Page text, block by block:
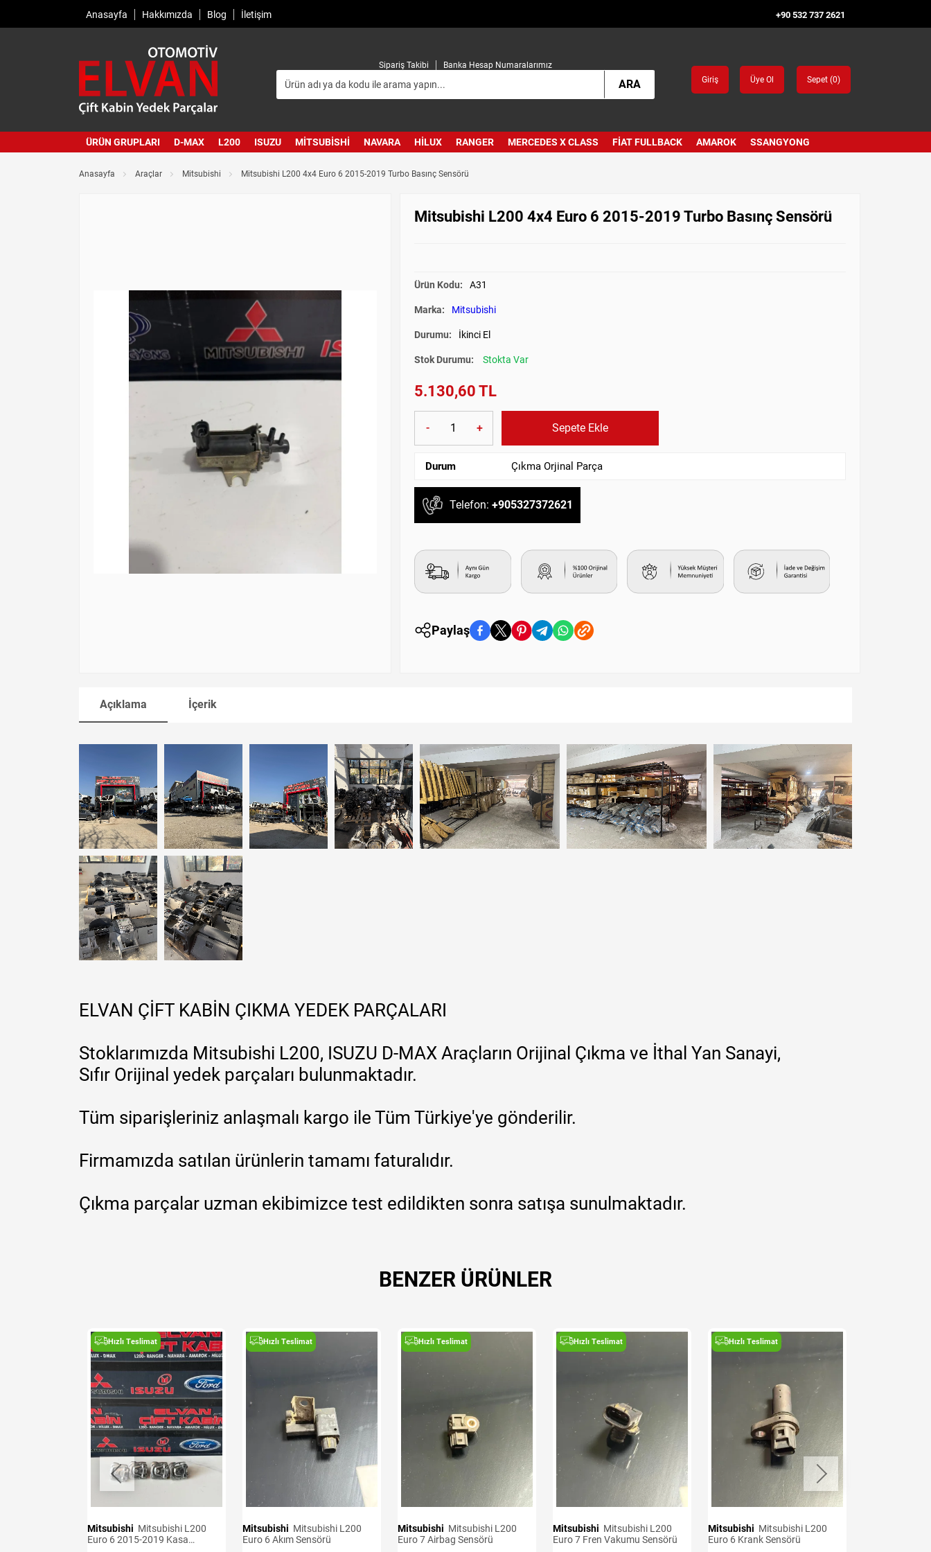
Anasayfa Hakkımızda Blog İletişim +90 532 737 2621
Sipariş Takibi Banka Hesap Numaralarımız
ARA Giriş Üye Ol Sepet (0)
ÜRÜN GRUPLARI D-MAX L200 ISUZU MITSUBISHI NAVARA HILUX RANGER MERCEDES X CLASS FIAT FULLBACK AMAROK SSANGYONG
Anasayfa Araçlar Mitsubishi Mitsubishi L200 4x4 Euro 6 2015-2019 Turbo Basınç Sensörü
Mitsubishi L200 4x4 Euro 6 2015-2019 Turbo Basınç Sensörü
Ürün Kodu: A31
Marka: Mitsubishi
Durumu: İkinci El
Stok Durumu: Stokta Var
5.130,60 TL
- + Sepete Ekle
Durum Çıkma Orjinal Parça
Telefon: +905327372621
Paylaş
Açıklama İçerik
ELVAN ÇİFT KABİN ÇIKMA YEDEK PARÇALARI
Stoklarımızda Mitsubishi L200, ISUZU D-MAX Araçların Orijinal Çıkma ve İthal Yan Sanayi,
Sıfır Orijinal yedek parçaları bulunmaktadır.
Tüm siparişleriniz anlaşmalı kargo ile Tüm Türkiye'ye gönderilir.
Firmamızda satılan ürünlerin tamamı faturalıdır.
Çıkma parçalar uzman ekibimizce test edildikten sonra satışa sunulmaktadır.
BENZER ÜRÜNLER
Hızlı Teslimat
Mitsubishi
Euro 6 2015-2019 Kasa
Hızlı Teslimat
Mitsubishi
Euro 6 Akım Sensörü
Hızlı Teslimat
Mitsubishi
Euro 7 Airbag Sensörü
Hızlı Teslimat
Mitsubishi
Euro 7 Fren Vakumu Sensörü
Hızlı Teslimat
Mitsubishi
Euro 6 Krank Sensörü